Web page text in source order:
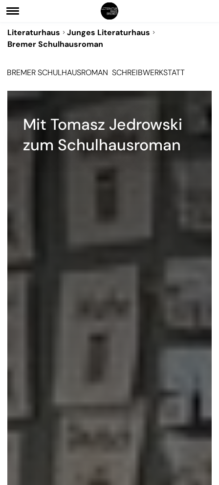
Literaturhaus
Junges Literaturhaus
Bremer Schulhausroman
BREMER SCHULHAUSROMAN SCHREIBWERKSTATT
Mit Tomasz Jedrowski
zum Schulhausroman